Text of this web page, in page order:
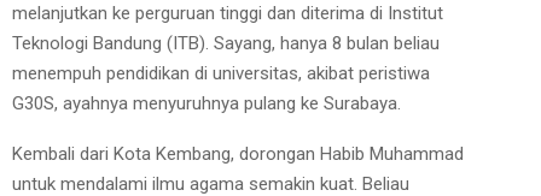
melanjutkan ke perguruan tinggi dan diterima di Institut
Teknologi Bandung (ITB). Sayang, hanya 8 bulan beliau
menempuh pendidikan di universitas, akibat peristiwa
G30S, ayahnya menyuruhnya pulang ke Surabaya.
Kembali dari Kota Kembang, dorongan Habib Muhammad
untuk mendalami ilmu agama semakin kuat. Beliau